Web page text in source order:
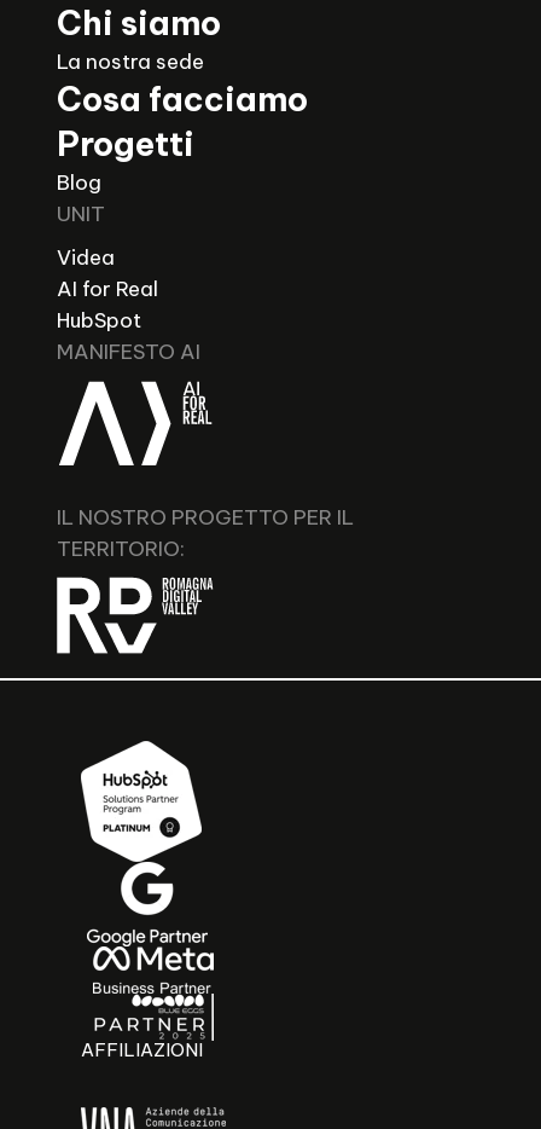
Chi siamo
La nostra sede
Cosa facciamo
Progetti
Blog
UNIT
Videa
AI for Real
HubSpot
MANIFESTO AI
IL NOSTRO PROGETTO PER IL
TERRITORIO:
AFFILIAZIONI